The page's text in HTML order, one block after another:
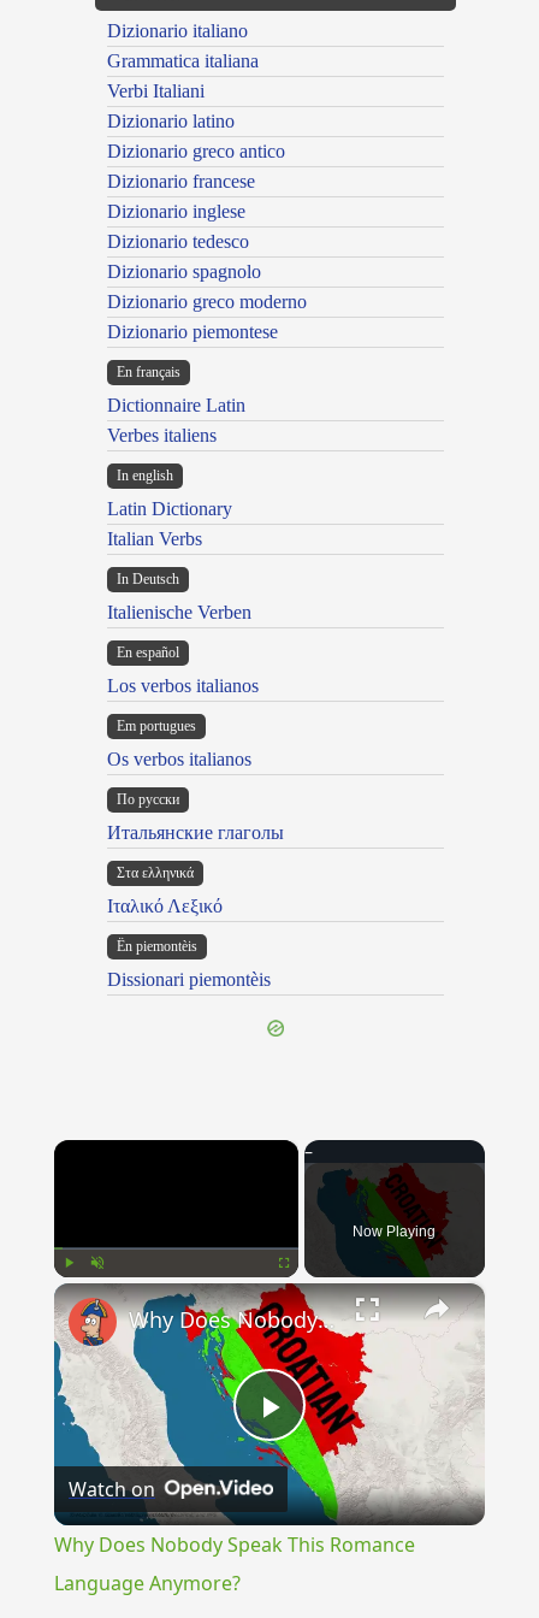
Dizionario italiano
Grammatica italiana
Verbi Italiani
Dizionario latino
Dizionario greco antico
Dizionario francese
Dizionario inglese
Dizionario tedesco
Dizionario spagnolo
Dizionario greco moderno
Dizionario piemontese
En français
Dictionnaire Latin
Verbes italiens
In english
Latin Dictionary
Italian Verbs
In Deutsch
Italienische Verben
En español
Los verbos italianos
Em portugues
Os verbos italianos
По русски
Итальянские глаголы
Στα ελληνικά
Ιταλικό Λεξικό
Ën piemontèis
Dissionari piemontèis
×
Unmute Fullscreen
Now Playing
×
Play
Video
Why Does Nobody Speak This Romance Language Anymore?
Watch on
Why Does Nobody Speak This Romance
Language Anymore?